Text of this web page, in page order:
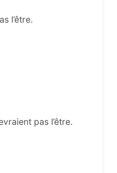
l’être.
pas l’être.